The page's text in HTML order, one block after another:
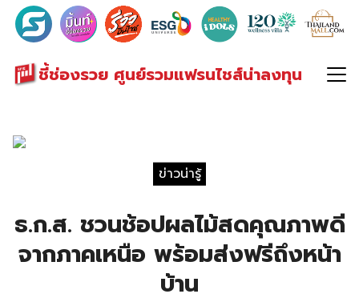
ชี้ช่องรวย ศูนย์รวมแฟรนไชส์น่าลงทุน
Search
for:
ข่าวน่ารู้
ธ.ก.ส. ชวนช้อปผลไม้สดคุณภาพดี
จากภาคเหนือ พร้อมส่งฟรีถึงหน้า
บ้าน